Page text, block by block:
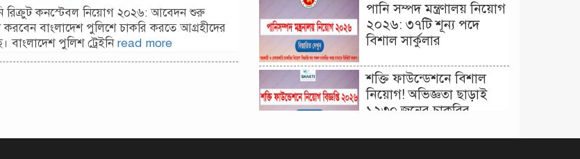
রিক্রুট কনস্টেবল নিয়োগ ২০২৬: আবেদন শুরু
বাংলাদেশ পুলিশে চাকরি করতে আগ্রহীদের
পুলিশ ট্রেইনিread more
পানি সম্পদ মন্ত্রণালয় নিয়োগ
২০২৬: ৩৭টি শূন্য পদে
বিশাল সার্কুলার
শক্তি ফাউন্ডেশনে বিশাল
নিয়োগ! অভিজ্ঞতা ছাড়াই
১২৩০ জনের চাকরির